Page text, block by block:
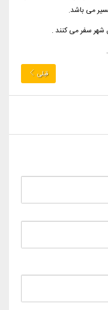
می باشد.
شهر سفر می کنند .
قبلی